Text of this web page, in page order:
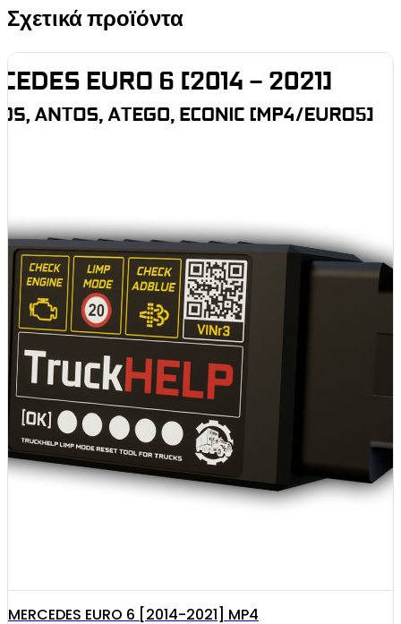
Σχετικά προϊόντα
MERCEDES EURO 6 [2014-2021] MP4